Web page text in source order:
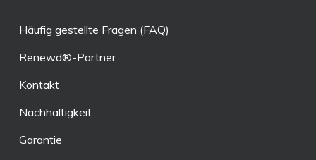
Häufig gestellte Fragen (FAQ)
Renewd®-Partner
Kontakt
Nachhaltigkeit
Garantie